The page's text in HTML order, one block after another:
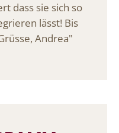
dass sie sich so
lässt! Bis
Andrea"